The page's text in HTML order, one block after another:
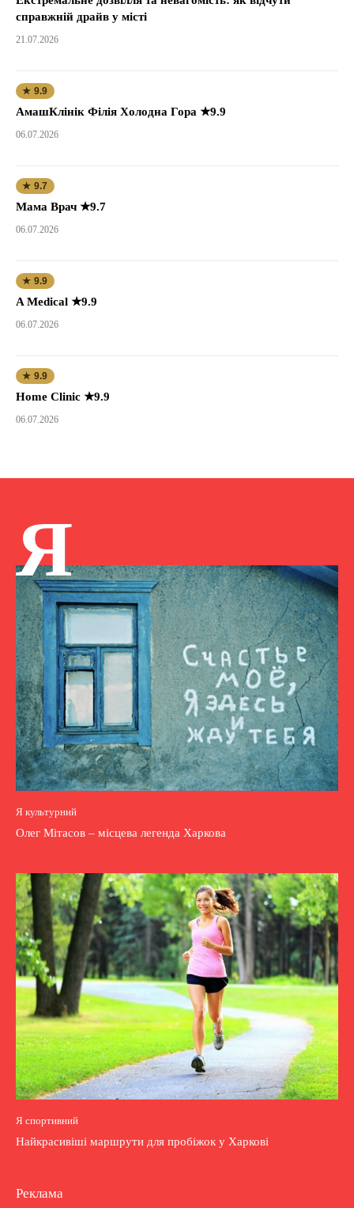
справжній драйв у місті
21.07.2026
★ 9.9
АмашКлінік Філія Холодна Гора ★9.9
06.07.2026
★ 9.7
Мама Врач ★9.7
06.07.2026
★ 9.9
A Medical ★9.9
06.07.2026
★ 9.9
Home Clinic ★9.9
06.07.2026
Я
Я культурний
Олег Мітасов – місцева легенда Харкова
Я спортивний
Найкрасивіші маршрути для пробіжок у Харкові
Реклама